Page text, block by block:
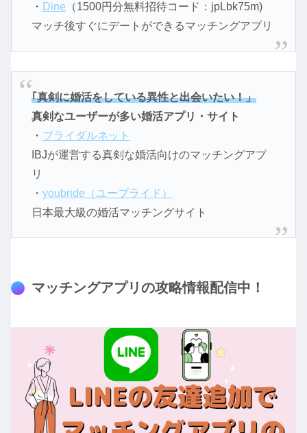
・ Dine （1500円分無料招待コード：jpLbk75m)
マッチ後すぐにデートができるマッチングアプリ
｢真剣に婚活をしている異性と出会いたい！」
真剣なユーザーが多い婚活アプリ・サイト
・ ブライダルネット
IBJが運営する真剣な婚活向けのマッチングアプ
リ
・ youbride（ユーブライド）
日本最大級の婚活マッチングサイト
マッチングアプリの攻略情報配信中！